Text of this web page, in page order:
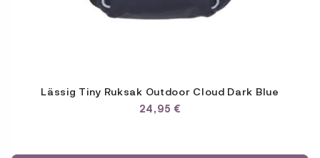
Lässig Tiny Ruksak Outdoor Cloud Dark Blue
24,95 €